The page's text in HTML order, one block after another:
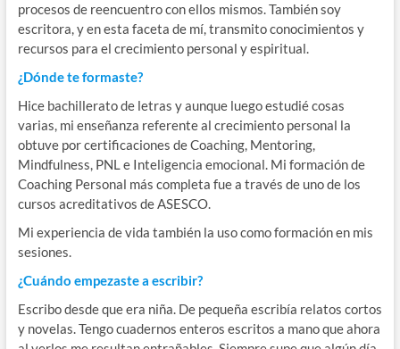
procesos de reencuentro con ellos mismos. También soy
escritora, y en esta faceta de mí, transmito conocimientos y
recursos para el crecimiento personal y espiritual.
¿Dónde te formaste?
Hice bachillerato de letras y aunque luego estudié cosas
varias, mi enseñanza referente al crecimiento personal la
obtuve por certificaciones de Coaching, Mentoring,
Mindfulness, PNL e Inteligencia emocional. Mi formación de
Coaching Personal más completa fue a través de uno de los
cursos acreditativos de ASESCO.
Mi experiencia de vida también la uso como formación en mis
sesiones.
¿Cuándo empezaste a escribir?
Escribo desde que era niña. De pequeña escribía relatos cortos
y novelas. Tengo cuadernos enteros escritos a mano que ahora